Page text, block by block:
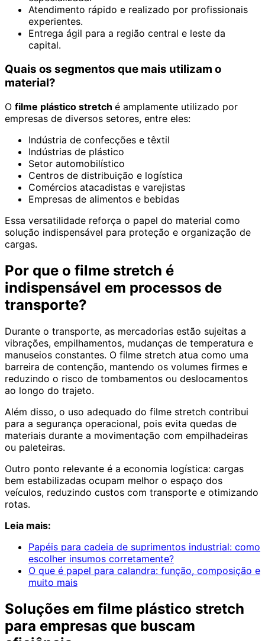
Atendimento rápido e realizado por profissionais
experientes.
Entrega ágil para a região central e leste da
capital.
Quais os segmentos que mais utilizam o
material?
O filme plástico stretch é amplamente utilizado por
empresas de diversos setores, entre eles:
Indústria de confecções e têxtil
Indústrias de plástico
Setor automobilístico
Centros de distribuição e logística
Comércios atacadistas e varejistas
Empresas de alimentos e bebidas
Essa versatilidade reforça o papel do material como
solução indispensável para proteção e organização de
cargas.
Por que o filme stretch é
indispensável em processos de
transporte?
Durante o transporte, as mercadorias estão sujeitas a
vibrações, empilhamentos, mudanças de temperatura e
manuseios constantes. O filme stretch atua como uma
barreira de contenção, mantendo os volumes firmes e
reduzindo o risco de tombamentos ou deslocamentos
ao longo do trajeto.
Além disso, o uso adequado do filme stretch contribui
para a segurança operacional, pois evita quedas de
materiais durante a movimentação com empilhadeiras
ou paleteiras.
Outro ponto relevante é a economia logística: cargas
bem estabilizadas ocupam melhor o espaço dos
veículos, reduzindo custos com transporte e otimizando
rotas.
Leia mais:
Papéis para cadeia de suprimentos industrial: como
escolher insumos corretamente?
O que é papel para calandra: função, composição e
muito mais
Soluções em filme plástico stretch
para empresas que buscam